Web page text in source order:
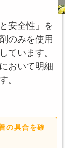
安全性」を
のみを使用
ています。
おいて明細
。
の具合を確